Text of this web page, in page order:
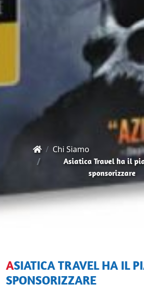
Chi Siamo
Asiatica Travel ha il
sponsorizzare
ASIATICA TRAVEL HA IL PIACERE DI
SPONSORIZZARE